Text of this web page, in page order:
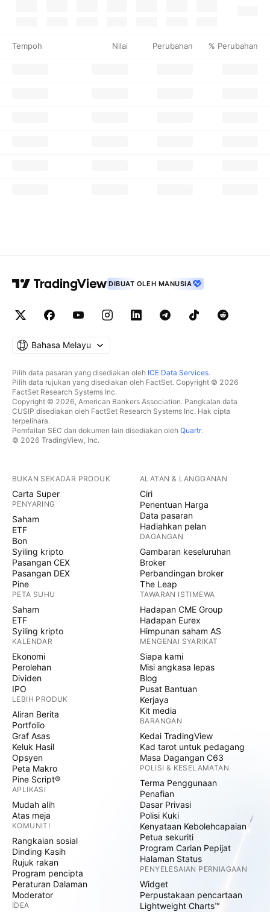
Tempoh Nilai Perubahan % Perubahan
DIBUAT OLEH MANUSIA
Bahasa Melayu
Pilih data pasaran yang disediakan oleh ICE Data Services.
Pilih data rujukan yang disediakan oleh FactSet. Copyright © 2026
FactSet Research Systems Inc.
Copyright © 2026, American Bankers Association. Pangkalan data
CUSIP disediakan oleh FactSet Research Systems Inc. Hak cipta
terpelihara.
Pemfailan SEC dan dokumen lain disediakan oleh Quartr.
© 2026 TradingView, Inc.
BUKAN SEKADAR PRODUK
Carta Super
PENYARING
Saham
ETF
Bon
Syiling kripto
Pasangan CEX
Pasangan DEX
Pine
PETA SUHU
Saham
ETF
Syiling kripto
KALENDAR
Ekonomi
Perolehan
Dividen
IPO
LEBIH PRODUK
Aliran Berita
Portfolio
Graf Asas
Keluk Hasil
Opsyen
Peta Makro
Pine Script®
APLIKASI
Mudah alih
Atas meja
KOMUNITI
Rangkaian sosial
Dinding Kasih
Rujuk rakan
Program pencipta
Peraturan Dalaman
Moderator
IDEA
ALATAN & LANGGANAN
Ciri
Penentuan Harga
Data pasaran
Hadiahkan pelan
DAGANGAN
Gambaran keseluruhan
Broker
Perbandingan broker
The Leap
TAWARAN ISTIMEWA
Hadapan CME Group
Hadapan Eurex
Himpunan saham AS
MENGENAI SYARIKAT
Siapa kami
Misi angkasa lepas
Blog
Pusat Bantuan
Kerjaya
Kit media
BARANGAN
Kedai TradingView
Kad tarot untuk pedagang
Masa Dagangan C63
POLISI & KESELAMATAN
Terma Penggunaan
Penafian
Dasar Privasi
Polisi Kuki
Kenyataan Kebolehcapaian
Petua sekuriti
Program Carian Pepijat
Halaman Status
PENYELESAIAN PERNIAGAAN
Widget
Perpustakaan pencartaan
Lightweight Charts™